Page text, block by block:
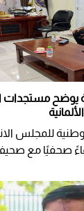
يوضح
للمجلس
صحفيًا مع